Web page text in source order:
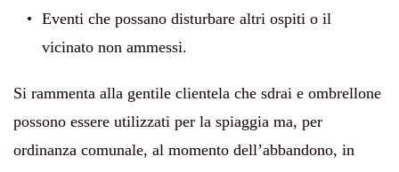
Eventi che possano disturbare altri ospiti o il
vicinato non ammessi.
Si rammenta alla gentile clientela che sdrai e ombrellone
possono essere utilizzati per la spiaggia ma, per
ordinanza comunale, al momento dell’abbandono, in